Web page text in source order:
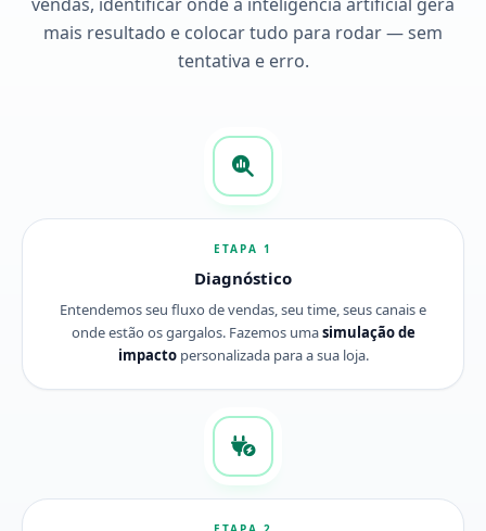
mais resultado e colocar tudo para rodar — sem
tentativa e erro.
ETAPA 1
Diagnóstico
Entendemos seu fluxo de vendas, seu time, seus canais e
onde estão os gargalos. Fazemos umasimulação de
impactopersonalizada para a sua loja.